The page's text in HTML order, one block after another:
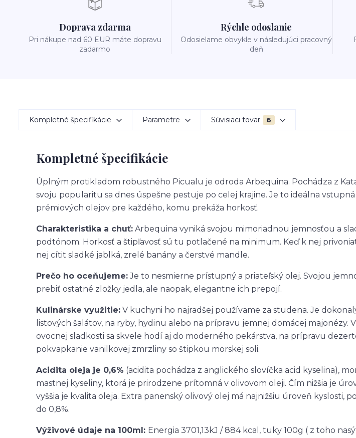
Doprava zdarma
Pri nákupe nad 60 EUR máte dopravu
zadarmo
Rýchle odoslanie
Odosielame obvykle v následujúci pracovný
deň
Kompletné špecifikácie Parametre Súvisiaci tovar 6
Kompletné špecifikácie
Úplným protikladom robustného Picualu je odroda Arbequina. Pochádza z
svoju popularitu sa dnes úspešne pestuje po celej krajine. Je to ideálna
prémiových olejov pre každého, komu prekáža horkosť.
Charakteristika a chuť: Arbequina vyniká svojou mimoriadnou jemnosťou a
podtónom. Horkosť a štipľavosť sú tu potlačené na minimum. Keď k nej
nej cítit sladké jablká, zrelé banány a čerstvé mandle.
Prečo ho oceňujeme:Je to nesmierne prístupný a priateľský olej. Svojou
prebiť ostatné zložky jedla, ale naopak, elegantne ich prepojí.
Kulinárske využitie: V kuchyni ho najradšej používame za studena. Je
listových šalátov, na ryby, hydinu alebo na prípravu jemnej domácej majonézy.
ovocnej sladkosti sa skvele hodí aj do moderného pekárstva, na prípravu
pokvapkanie vanilkovej zmrzliny so štipkou morskej soli.
Acidita oleja je 0,6% (acidita pochádza z anglického slovíčka acid kyselina),
mastnej kyseliny, ktorá je prirodzene prítomná v olivovom oleji. Čím nižšia je
vyššia je kvalita oleja. Extra panenský olivový olej má najnižšiu úroveň kyslosti,
do 0,8%.
Výživové údaje na 100ml: Energia 3701,13kJ / 884 kcal, tuky 100g ( z toho